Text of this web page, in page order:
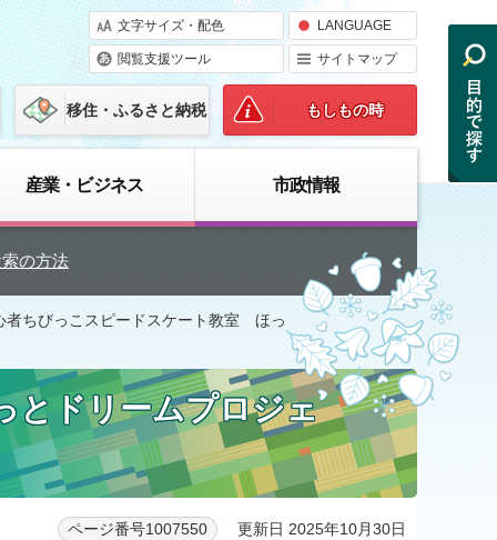
文字サイズ・配色 LANGUAGE
閲覧支援ツール サイトマップ
移住・ふるさと納税 もしもの時
産業・ビジネス 市政情報
の方法
者ちびっこスピードスケート教室 ほっ
とドリームプロジェ
ページ番号1007550 更新日 2025年10月30日